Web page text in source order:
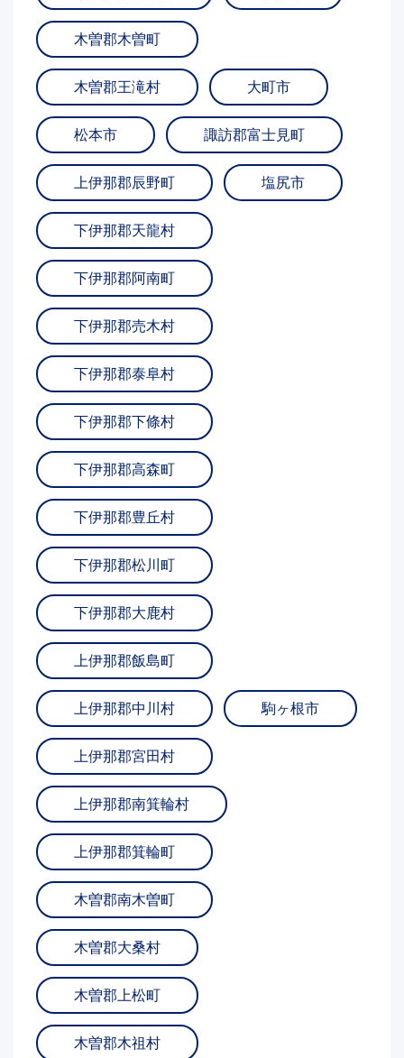
木曽郡木曽町
木曽郡王滝村 大町市
松本市 諏訪郡富士見町
上伊那郡辰野町 塩尻市
下伊那郡天龍村
下伊那郡阿南町
下伊那郡売木村
下伊那郡泰阜村
下伊那郡下條村
下伊那郡高森町
下伊那郡豊丘村
下伊那郡松川町
下伊那郡大鹿村
上伊那郡飯島町
上伊那郡中川村 駒ヶ根市
上伊那郡宮田村
上伊那郡南箕輪村
上伊那郡箕輪町
木曽郡南木曽町
木曽郡大桑村
木曽郡上松町
木曽郡木祖村